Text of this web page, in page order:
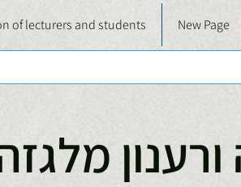
New Page
of lecturers and students